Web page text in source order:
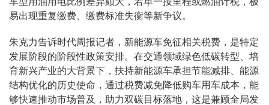
易出现重复缴费、缴费标准失衡等新争议。
朱克力告诉时代周报记者，新能源车免征相关税费，是特定
发展阶段的阶段性政策安排。在交通领域绿色低碳转型、培
育新兴产业的大背景下，扶持新能源车承担节能减排、能源
结构优化的历史使命，通过税费减免降低购车用车成本，能
够快速推动市场普及，助力双碳目标落地，这是兼顾全局发